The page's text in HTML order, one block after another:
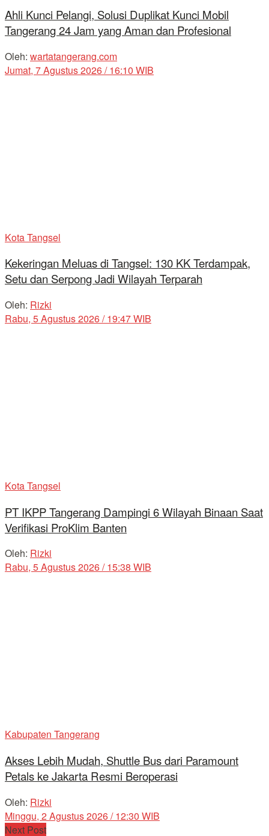
Ahli Kunci Pelangi, Solusi Duplikat Kunci Mobil
Tangerang 24 Jam yang Aman dan Profesional
Oleh: wartatangerang.com
Jumat, 7 Agustus 2026 / 16:10 WIB
Kota Tangsel
Kekeringan Meluas di Tangsel: 130 KK Terdampak,
Setu dan Serpong Jadi Wilayah Terparah
Oleh: Rizki
Rabu, 5 Agustus 2026 / 19:47 WIB
Kota Tangsel
PT IKPP Tangerang Dampingi 6 Wilayah Binaan Saat
Verifikasi ProKlim Banten
Oleh: Rizki
Rabu, 5 Agustus 2026 / 15:38 WIB
Kabupaten Tangerang
Akses Lebih Mudah, Shuttle Bus dari Paramount
Petals ke Jakarta Resmi Beroperasi
Oleh: Rizki
Minggu, 2 Agustus 2026 / 12:30 WIB
Next Post